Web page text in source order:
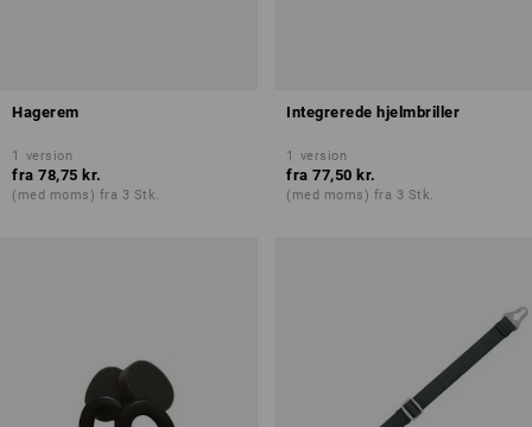
Hagerem
1 version
fra 78,75 kr.
(med moms) fra 3 Stk.
Integrerede hjelmbriller
1 version
fra 77,50 kr.
(med moms) fra 3 Stk.